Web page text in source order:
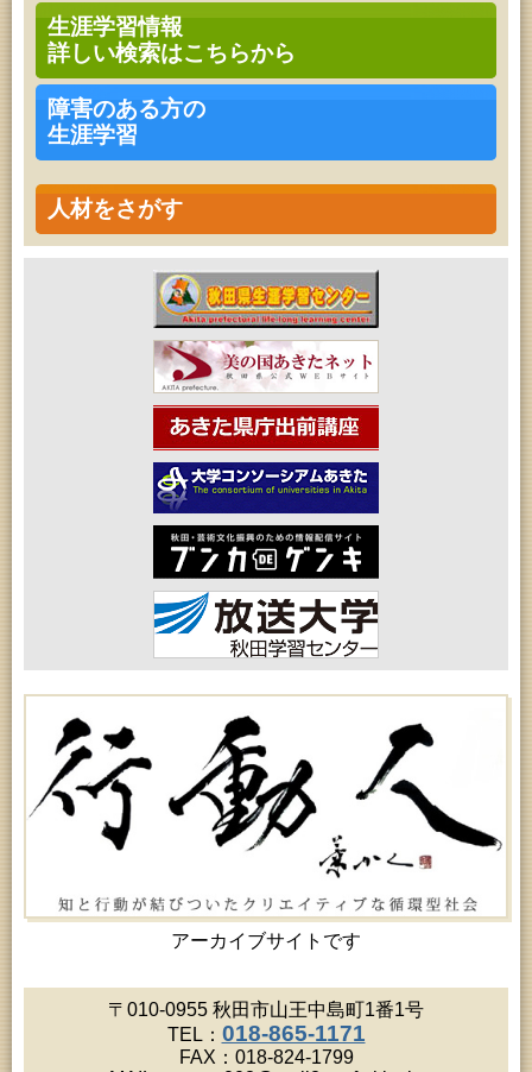
生涯学習情報
詳しい検索はこちらから
障害のある方の
生涯学習
人材をさがす
アーカイブサイトです
乳幼児教育・青少年教育「おはなしの会」
2026年08月17日 (秋田市)
高齢者教育「茨島七丁目地区高齢者学級」
2026年08月17日 (秋田市)
家庭教育「わくわく家族講座」
2026年08月17日 (秋田市)
女性教育「ミセスセミナー大住」
2026年08月18日 (秋田市)
乳幼児教育「ペンギン幼児学級」
2026年08月18日 (秋田市)
高齢者教育「泉地区高齢者学級」
2026年08月18日 (秋田市)
乳幼児・青少年教育「おはなしの会」
2026年08月18日 (秋田市)
女性教育「保戸野女性学級」
2026年08月18日 (秋田市)
高齢者教育「秋田おもと高齢者大学」
2026年08月19日 (秋田市)
成人教育「市民大学講座『佐竹史料館展示資料から
見る秋田藩と佐竹氏』」
2026年08月19日 (秋田市)
高齢者教育「川尻地区高齢者学級」
2026年08月19日 (秋田市)
女性教育「ひろば女性学級」
2026年08月19日 (秋田市)
高齢者教育「北部高齢者大学」
2026年08月20日 (秋田市)
女性教育「八橋ひまわり女性学級」
2026年08月20日 (秋田市)
乳幼児教育「カンガルー乳幼児学級」
2026年08月20日 (秋田市)
女性教育「あかしあ婦人学級」
2026年08月20日 (秋田市)
女性教育「女性セミナー『ゆうわ』」
2026年08月20日 (秋田市)
成人教育「夏の暑さに負けない薬膳料理教室」
2026年08月21日 (秋田市)
高齢者教育「保戸野地区高齢者学級」
2026年08月21日 (秋田市)
成人教育「市民体験活動推進事業『料理教室』」
2026年08月22日 (秋田市)
乳幼児・青少年教育「英語で楽しむおはなしの会」
2026年08月22日 (秋田市)
ンコインコンサートVol.68）
2026年08月22日 (能代市)
市民おもしろ塾2026年8月例会 第177回「菅江真澄
が見た能代山本」
〒010-0955 秋田市山王中島町1番1号
TEL： 018-865-1171
FAX：018-824-1799